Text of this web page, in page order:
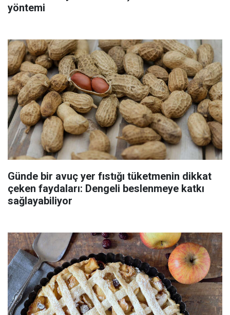
yöntemi
Günde bir avuç yer fıstığı tüketmenin dikkat
çeken faydaları: Dengeli beslenmeye katkı
sağlayabiliyor